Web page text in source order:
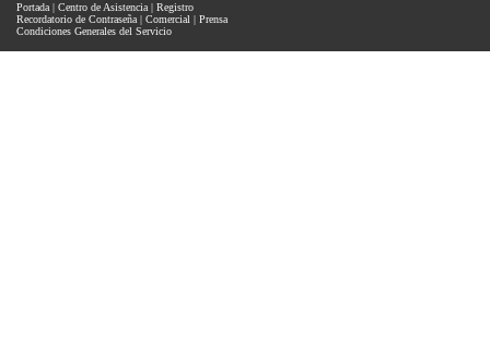
Portada | Centro de Asistencia | Registro
Recordatorio de Contraseña | Comercial | Prensa
Condiciones Generales del Servicio